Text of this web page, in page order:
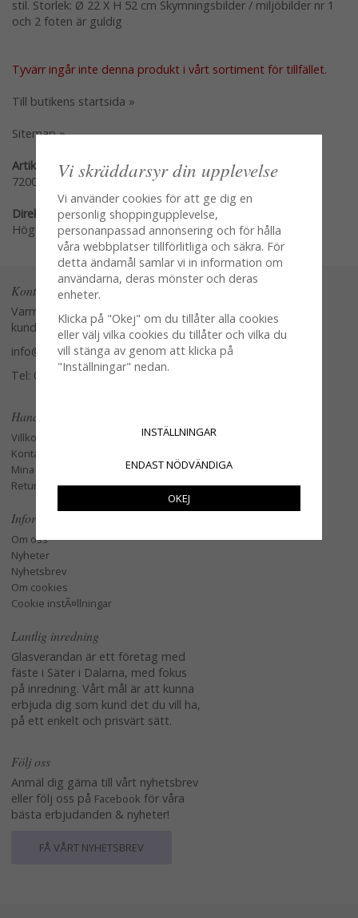
stil. Storlek: Ø 22 X H 52 cm Skymningsbilder / miljöbilder nr 1
och 2 foten är guldig
Tyvärr ingår inte denna produkt i vårt sortiment för tillfället.
Till butikens startsida »
Sitemap »
Artikelnummer:
720046
Direktlänk:
Högerklicka och kopiera adressen
Kontakta oss
Varmt välkommen att kontakta vår
kundtjänst.
info@glasverandan.se
Tel: 079-3495968
Handla
Villkor
Kontakta oss
Mina favoriter
Retur och Reklamation
Information
Om oss
Nyheter
Nyhetsbrev
Om cookies
Cookie instÃ¤llningar
Lantlig inredning
Glasverandan är ett företag med
fäste i Säter i Dalarna, med fokus
på inredning. Vårt mål är att kunna
erbjuda dig som kund det du vill ha,
på ett enkelt och prisvärt sätt.
Följ oss
Anmäl dig gärna till vårt nyhetsbrev
eller följ oss på Facebook för våra
bästa erbjudanden & nyheter!
FÅ VÅRT NYHETSBREV
Vi skräddarsyr din upplevelse
Vi använder cookies för att ge dig en
personlig shoppingupplevelse,
personanpassad annonsering och för hålla
våra webbplatser tillförlitliga och säkra. För
detta ändamål samlar vi in information om
användarna, deras mönster och deras
enheter.
Klicka på "Okej" om du tillåter alla cookies
eller välj vilka cookies du tillåter och vilka du
vill stänga av genom att klicka på
"Inställningar" nedan.
INSTÄLLNINGAR
ENDAST NÖDVÄNDIGA
OKEJ